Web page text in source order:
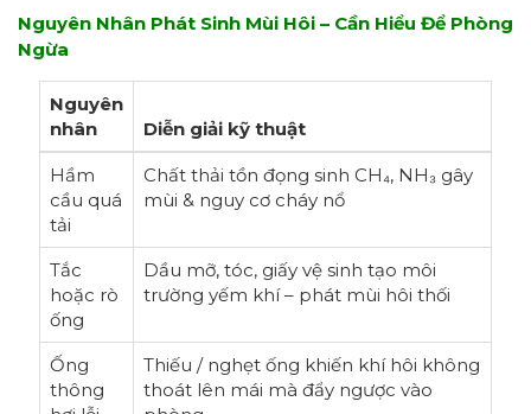
Nguyên Nhân Phát Sinh Mùi Hôi – Cần Hiểu Để Phòng
Ngừa
Nguyên
nhân
Diễn giải kỹ thuật
Hầm
cầu quá
tải
Chất thải tồn đọng sinh CH₄, NH₃ gây
mùi & nguy cơ cháy nổ
Tắc
hoặc rò
ống
Dầu mỡ, tóc, giấy vệ sinh tạo môi
trường yếm khí – phát mùi hôi thối
Ống
thông
Thiếu / nghẹt ống khiến khí hôi không
thoát lên mái mà đẩy ngược vào